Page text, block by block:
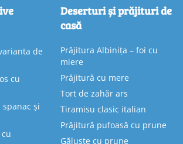
de
cu
și
Deserturi și prăjituri de
casă
Prăjitura Albinița – foi cu
miere
Prăjitură cu mere
Tort de zahăr ars
Tiramisu clasic italian
Prăjitură pufoasă cu prune
Găluște cu prune